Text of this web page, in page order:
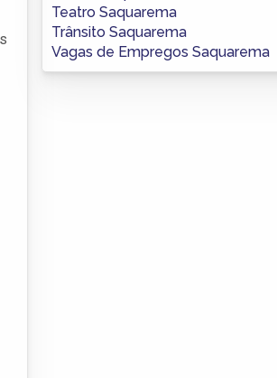
Teatro Saquarema
Trânsito Saquarema
Vagas de Empregos Saquarema